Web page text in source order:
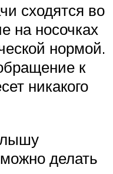
сходятся во
на носочках
нормой.
к
никакого
делать